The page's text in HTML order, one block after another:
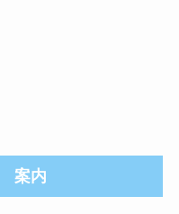
案内